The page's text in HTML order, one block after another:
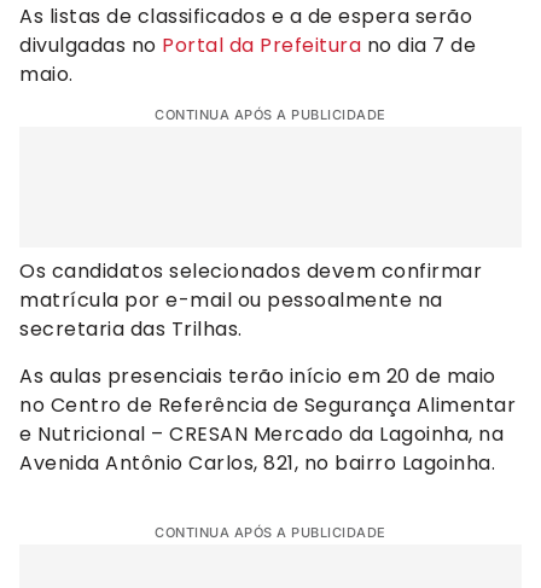
As listas de classificados e a de espera serão
divulgadas no Portal da Prefeitura no dia 7 de
maio.
CONTINUA APÓS A PUBLICIDADE
Os candidatos selecionados devem confirmar
matrícula por e-mail ou pessoalmente na
secretaria das Trilhas.
As aulas presenciais terão início em 20 de maio
no Centro de Referência de Segurança Alimentar
e Nutricional – CRESAN Mercado da Lagoinha, na
Avenida Antônio Carlos, 821, no bairro Lagoinha.
CONTINUA APÓS A PUBLICIDADE